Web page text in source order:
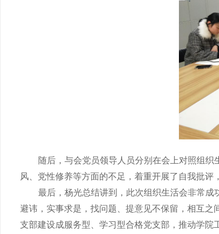
随后，与会党员领导人员分别在会上对照组
风、党性修养等方面的不足，着重开展了自我批
最后，杨光总结讲到，此次组织生活会非常成
避讳，实事求是，找问题、提意见不保留，相互
支部建设成服务型、学习型合格党支部，推动学院